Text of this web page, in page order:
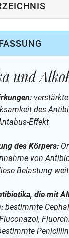
und
des
Effekt
des Körpers:
von
Belastung
die mit
bestimmte